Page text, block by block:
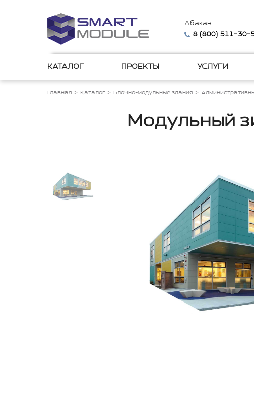
Абакан
8 (800) 511-30-
КАТАЛОГ ПРОЕКТЫ УСЛУГИ
Главная Каталог Блочно-модульные здания
Модульный